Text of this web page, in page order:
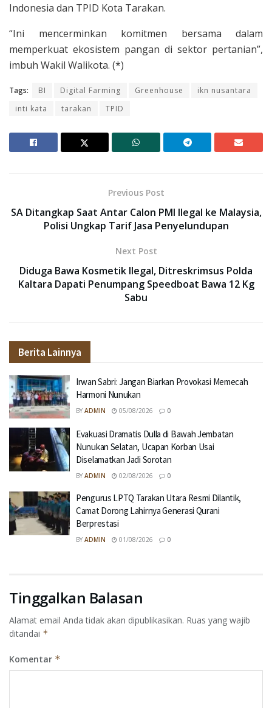
Indonesia dan TPID Kota Tarakan.
“Ini mencerminkan komitmen bersama dalam
memperkuat ekosistem pangan di sektor pertanian”,
imbuh Wakil Walikota. (*)
Tags: BI Digital Farming Greenhouse
ikn nusantara
inti kata
tarakan TPID
Previous Post
SA Ditangkap Saat Antar Calon PMI Ilegal ke Malaysia,
Polisi Ungkap Tarif Jasa Penyelundupan
Next Post
Diduga Bawa Kosmetik Ilegal, Ditreskrimsus Polda
Kaltara Dapati Penumpang Speedboat Bawa 12 Kg
Sabu
Berita Lainnya
Irwan Sabri: Jangan Biarkan Provokasi Memecah
Harmoni Nunukan
BY ADMIN 05/08/2026 0
Evakuasi Dramatis Dulla di Bawah Jembatan
Nunukan Selatan, Ucapan Korban Usai
Diselamatkan Jadi Sorotan
BY ADMIN 02/08/2026 0
Pengurus LPTQ Tarakan Utara Resmi Dilantik,
Camat Dorong Lahirnya Generasi Qurani
Berprestasi
BY ADMIN 01/08/2026 0
Tinggalkan Balasan
Alamat email Anda tidak akan dipublikasikan. Ruas yang wajib
ditandai *
Komentar *